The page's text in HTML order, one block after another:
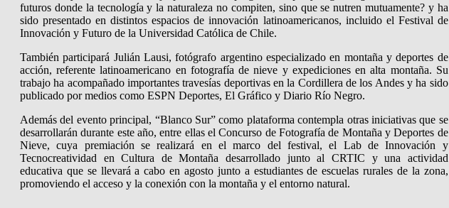
futuros donde la tecnología y la naturaleza no compiten, sino que se nutren mutuamente? y ha
sido presentado en distintos espacios de innovación latinoamericanos, incluido el Festival de
Innovación y Futuro de la Universidad Católica de Chile.
También participará Julián Lausi, fotógrafo argentino especializado en montaña y deportes de
acción, referente latinoamericano en fotografía de nieve y expediciones en alta montaña. Su
trabajo ha acompañado importantes travesías deportivas en la Cordillera de los Andes y ha sido
publicado por medios como ESPN Deportes, El Gráfico y Diario Río Negro.
Además del evento principal, “Blanco Sur” como plataforma contempla otras iniciativas que se
desarrollarán durante este año, entre ellas el Concurso de Fotografía de Montaña y Deportes de
Nieve, cuya premiación se realizará en el marco del festival, el Lab de Innovación y
Tecnocreatividad en Cultura de Montaña desarrollado junto al CRTIC y una actividad
educativa que se llevará a cabo en agosto junto a estudiantes de escuelas rurales de la zona,
promoviendo el acceso y la conexión con la montaña y el entorno natural.